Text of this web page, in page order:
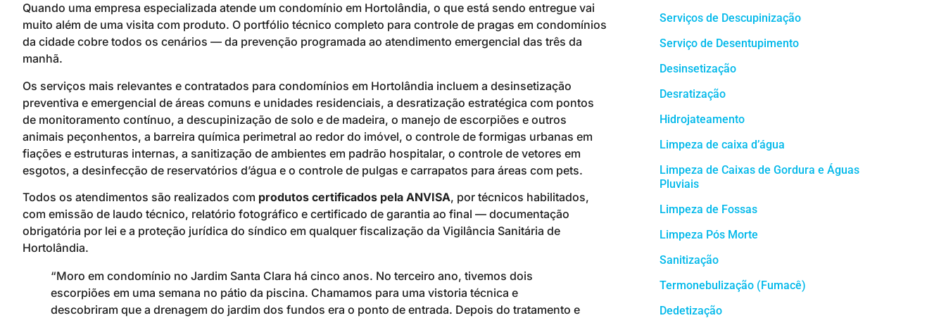
Quando uma empresa especializada atende um condomínio em Hortolândia, o que está sendo entregue vai
muito além de uma visita com produto. O portfólio técnico completo para controle de pragas em condomínios
da cidade cobre todos os cenários — da prevenção programada ao atendimento emergencial das três da
manhã.
Os serviços mais relevantes e contratados para condomínios em Hortolândia incluem a desinsetização
preventiva e emergencial de áreas comuns e unidades residenciais, a desratização estratégica com pontos
de monitoramento contínuo, a descupinização de solo e de madeira, o manejo de escorpiões e outros
animais peçonhentos, a barreira química perimetral ao redor do imóvel, o controle de formigas urbanas em
fiações e estruturas internas, a sanitização de ambientes em padrão hospitalar, o controle de vetores em
esgotos, a desinfecção de reservatórios d’água e o controle de pulgas e carrapatos para áreas com pets.
Todos os atendimentos são realizados com produtos certificados pela ANVISA, por técnicos habilitados,
com emissão de laudo técnico, relatório fotográfico e certificado de garantia ao final — documentação
obrigatória por lei e a proteção jurídica do síndico em qualquer fiscalização da Vigilância Sanitária de
Hortolândia.
“Moro em condomínio no Jardim Santa Clara há cinco anos. No terceiro ano, tivemos dois
escorpiões em uma semana no pátio da piscina. Chamamos para uma vistoria técnica e
descobriram que a drenagem do jardim dos fundos era o ponto de entrada. Depois do tratamento e
Serviços de Descupinização
Serviço de Desentupimento
Desinsetização
Desratização
Hidrojateamento
Limpeza de caixa d’água
Limpeza de Caixas de Gordura e Águas
Pluviais
Limpeza de Fossas
Limpeza Pós Morte
Sanitização
Termonebulização (Fumacê)
Dedetização